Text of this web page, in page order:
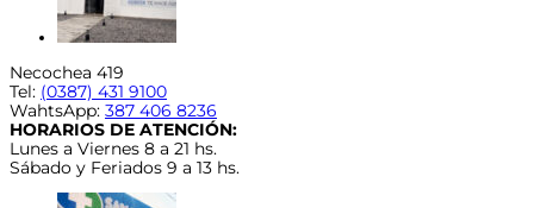
Necochea 419
Tel: (0387) 431 9100
WahtsApp: 387 406 8236
HORARIOS DE ATENCIÓN:
Lunes a Viernes 8 a 21 hs.
Sábado y Feriados 9 a 13 hs.